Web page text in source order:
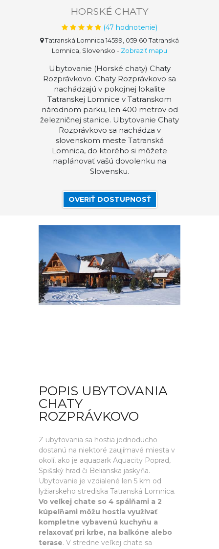
HORSKÉ CHATY
(47 hodnotenie)
Tatranská Lomnica 14599, 059 60 Tatranská
Lomnica, Slovensko - Zobraziť mapu
Ubytovanie (Horské chaty) Chaty
Rozprávkovo. Chaty Rozprávkovo sa
nachádzajú v pokojnej lokalite
Tatranskej Lomnice v Tatranskom
národnom parku, len 400 metrov od
železničnej stanice. Ubytovanie Chaty
Rozprávkovo sa nachádza v
slovenskom meste Tatranská
Lomnica, do ktorého si môžete
naplánovať vašú dovolenku na
Slovensku.
OVERIŤ DOSTUPNOSŤ
POPIS UBYTOVANIA
CHATY
ROZPRÁVKOVO
Z ubytovania sa hostia jednoducho
dostanú na niektoré zaujímavé miesta v
okolí, ako je aquapark Aquacity Poprad,
Spišský hrad či Belianska jaskyňa.
Ubytovanie je vzdialené len 5 km od
lyžiarskeho strediska Tatranská Lomnica.
Vo veľkej chate so 4 spálňami a 2
kúpeľňami môžu hostia využívať
kompletne vybavenú kuchyňu a
relaxovať pri krbe, na balkóne alebo
terase. V stredne veľkej chate sa